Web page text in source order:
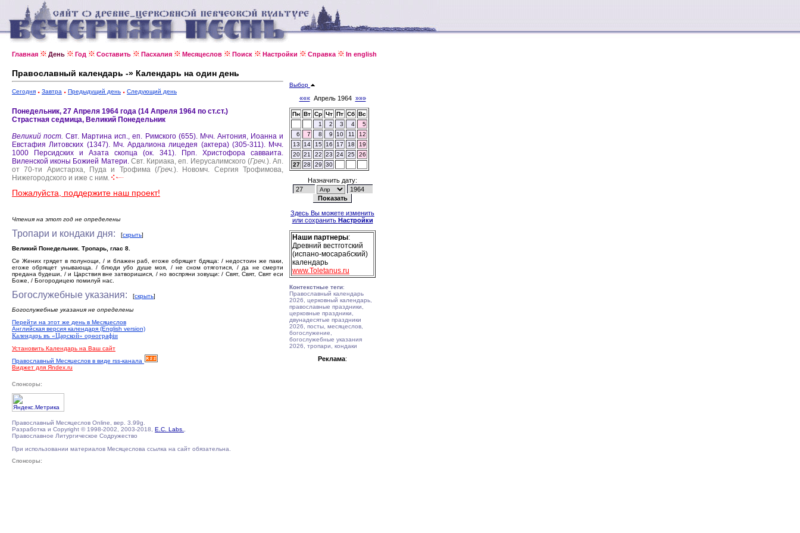
Главная День Год Составить Пасхалия Месяцеслов Поиск Настройки Справка In english
Православный календарь -» Календарь на один день
Сегодня Завтра Предыдущий день Следующий день
Понедельник, 27 Апреля 1964 года (14 Апреля 1964 по ст.ст.)
Страстная седмица, Великий Понедельник
Великий пост. Свт. Мартина исп., еп. Римского (655). Мчч. Антония, Иоанна и
Евстафия Литовских (1347). Мч. Ардалиона лицедея (актера) (305-311). Мчч.
1000 Персидских и Азата скопца (ок. 341).
Прп. Христофора савваита.
Виленской иконы Божией Матери. Свт. Кириака, еп. Иерусалимского (Греч.). Ап.
от 70-ти Аристарха, Пуда и Трофима (Греч.).
Новомч. Сергия Трофимова,
Нижегородского и иже с ним.
Пожалуйста, поддержите наш проект!
Чтения на этот год не определены
Тропари и кондаки дня: [скрыть]
Великий Понедельник. Тропарь, глас 8.
Се Жених грядет в полунощи, / и блажен раб, егоже обрящет бдяща: / недостоин же паки,
егоже обрящет унывающа. / блюди убо душе моя, / не сном отяготися, / да не смерти
предана будеши, / и Царствия вне затворишися, / но воспряни зовущи: / Свят, Свят, Свят еси
Боже, / Богородицею помилуй нас.
Богослужебные указания: [скрыть]
Богослужебные указания не определены
Перейти на этот же день в Месяцеслов
Английская версия календаря (English version)
Календарь въ «Царской» орѳографiи
Установить Календарь на Ваш сайт
Православный Месяцеслов в виде rss-канала
Виджет для Яndex.ru
Выбор
«««Апрель 1964 »»»
Пн Вт Ср Чт Пт Сб Вс
1
2 3 4
5
6
7 8 9 10 11
12
13
14 15 16 17 18
19
20 21 22 23 24 25
26
27 28 29 30
Назначить дату:
Здесь Вы можете изменить
или сохранить Настройки
Наши партнеры:
Древний вестготский
(испано-мосарабский)
календарь
www.Toletanus.ru
Контекстные теги:
Православный календарь
2026, церковный календарь,
православные праздники,
церковные праздники,
двунадесятые праздники
2026, посты, месяцеслов,
богослужение,
богослужебные указания
2026, тропари, кондаки
Реклама:
Спонсоры:
Православный Месяцеслов Online, вер. 3.99g.
Разработка и Copyright © 1998-2002, 2003-2018, E.C. Labs.
Православное Литургическое Содружество
При использовании материалов Месяцеслова ссылка на сайт обязательна.
Спонсоры: